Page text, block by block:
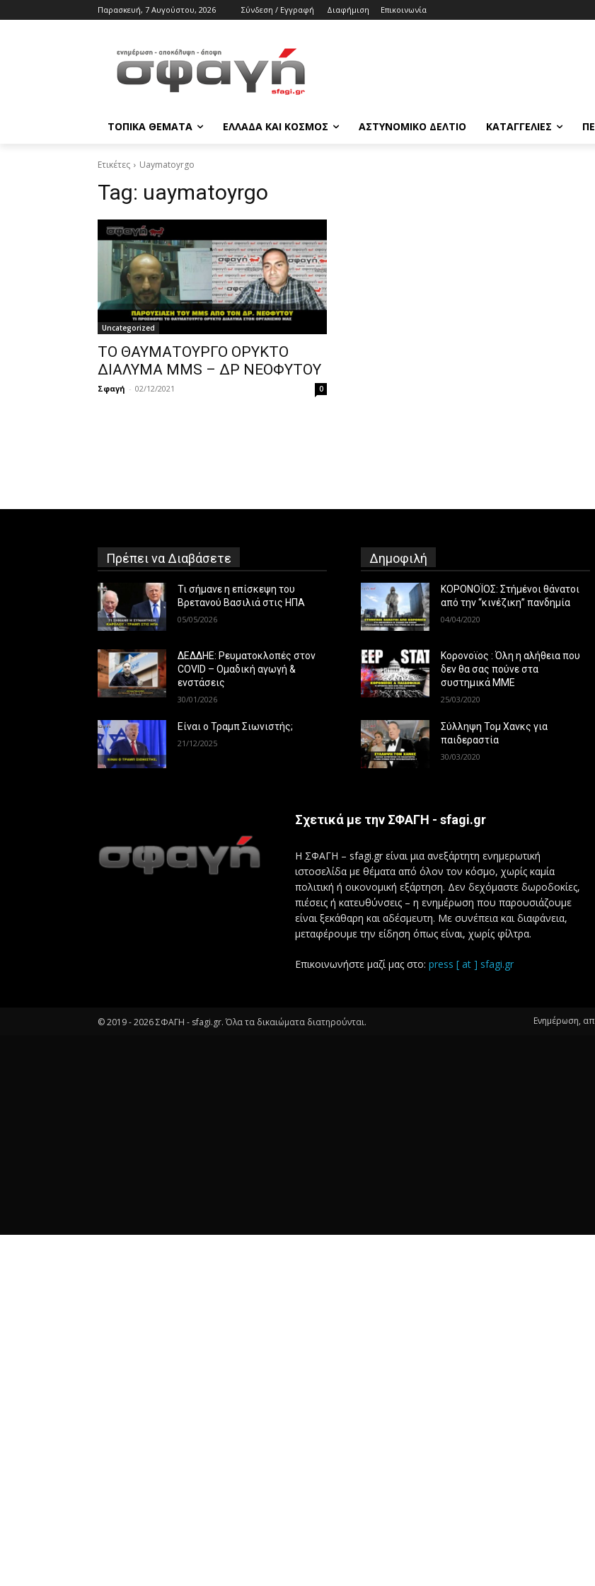
Παρασκευή, 7 Αυγούστου, 2026 Σύνδεση / Εγγραφή Διαφήμιση Επικοινωνία
ΤΟΠΙΚΑ ΘΕΜΑΤΑ ΕΛΛΑΔΑ ΚΑΙ ΚΟΣΜΟΣ ΑΣΤΥΝΟΜΙΚΟ ΔΕΛΤΙΟ ΚΑΤΑΓΓΕΛΙΕΣ
Ετικέτες Uaymatoyrgo
Tag: uaymatoyrgo
Uncategorized
ΤΟ ΘΑΥΜΑΤΟΥΡΓΟ ΟΡΥΚΤΟ
ΔΙΑΛΥΜΑ MMS – ΔΡ ΝΕΟΦΥΤΟΥ
Σφαγή - 02/12/2021 0
Πρέπει να Διαβάσετε
Τι σήμανε η επίσκεψη του
Βρετανού Βασιλιά στις ΗΠΑ
05/05/2026
ΔΕΔΔΗΕ: Ρευματοκλοπές στον
COVID – Ομαδική αγωγή &
ενστάσεις
30/01/2026
Είναι ο Τραμπ Σιωνιστής;
21/12/2025
Δημοφιλή
ΚΟΡΟΝΟΪΟΣ: Στήμένοι θάνατοι
από την “κινέζικη” πανδημία
04/04/2020
Κορονοϊος : Όλη η αλήθεια που
δεν θα σας πούνε στα
συστημικά ΜΜΕ
25/03/2020
Σύλληψη Τομ Χανκς για
παιδεραστία
30/03/2020
Σχετικά με την ΣΦΑΓΗ - sfagi.gr
Η ΣΦΑΓΗ – sfagi.gr είναι μια ανεξάρτητη ενημερωτική
ιστοσελίδα με θέματα από όλον τον κόσμο, χωρίς καμία
πολιτική ή οικονομική εξάρτηση. Δεν δεχόμαστε δωροδοκίες,
πιέσεις ή κατευθύνσεις – η ενημέρωση που παρουσιάζουμε
είναι ξεκάθαρη και αδέσμευτη. Με συνέπεια και διαφάνεια,
μεταφέρουμε την είδηση όπως είναι, χωρίς φίλτρα.
Επικοινωνήστε μαζί μας στο: press [ at ] sfagi.gr
© 2019 -2026ΣΦΑΓΗ - sfagi.gr. Όλα τα δικαιώματα διατηρούνται. Ενημέρωση,